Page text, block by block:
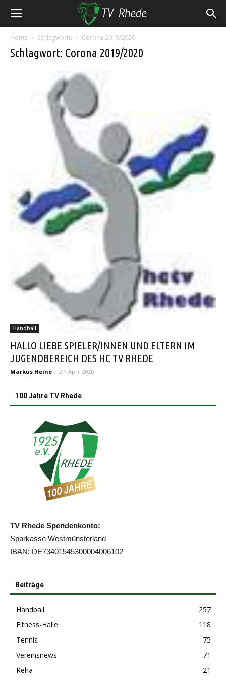
Home Schlagworte Corona 2019/2020
Schlagwort: Corona 2019/2020
Handball
HALLO LIEBE SPIELER/INNEN UND ELTERN IM
JUGENDBEREICH DES HC TV RHEDE
Markus Heine - 27. April 2020
100 Jahre TV Rhede
TV Rhede Spendenkonto:
Sparkasse Westmünsterland
IBAN: DE73401545300004006102
Beiträge
Handball
257
Fitness-Halle
118
Tennis
75
Vereinsnews
71
Reha
21